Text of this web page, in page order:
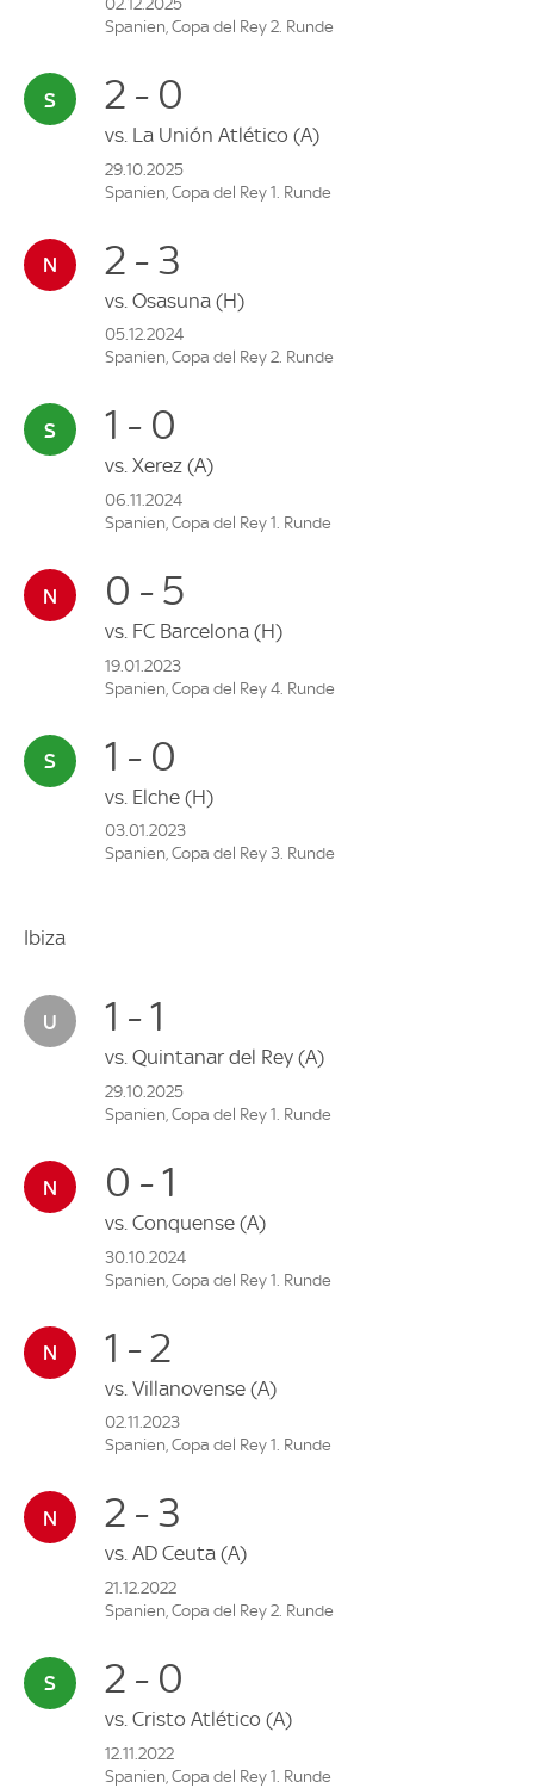
02.12.2025
Spanien, Copa del Rey 2. Runde
2 - 0
vs. La Unión Atlético (A)
29.10.2025
Spanien, Copa del Rey 1. Runde
2 - 3
vs. Osasuna (H)
05.12.2024
Spanien, Copa del Rey 2. Runde
1 - 0
vs. Xerez (A)
06.11.2024
Spanien, Copa del Rey 1. Runde
0 - 5
vs. FC Barcelona (H)
19.01.2023
Spanien, Copa del Rey 4. Runde
1 - 0
vs. Elche (H)
03.01.2023
Spanien, Copa del Rey 3. Runde
Ibiza
1 - 1
vs. Quintanar del Rey (A)
29.10.2025
Spanien, Copa del Rey 1. Runde
0 - 1
vs. Conquense (A)
30.10.2024
Spanien, Copa del Rey 1. Runde
1 - 2
vs. Villanovense (A)
02.11.2023
Spanien, Copa del Rey 1. Runde
2 - 3
vs. AD Ceuta (A)
21.12.2022
Spanien, Copa del Rey 2. Runde
2 - 0
vs. Cristo Atlético (A)
12.11.2022
Spanien, Copa del Rey 1. Runde